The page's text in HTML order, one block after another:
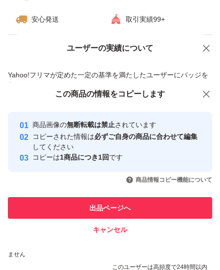
○個人宅保管品のため神経質な方はご遠慮ください。
安心発送 取引実績99+
ユーザーの実績について
Yahoo!フリマが定めた一定の基準を満たしたユーザーにバッジを
付与しています
安心取引出品者
心・安全なユーザーです
取引実績
引を完了させた実績があります
での取引実績があります
ません
このユーザーは高頻度で24時間以内
価格の相談 商品への質問
この商品の情報をコピーします
商品画像の無断転載は禁止されています
コピーされた情報は必ずご自身の商品に合わせて編集
してください
コピーは1商品につき1回です
商品情報コピー機能について
出品ページへ
キャンセル
この商品をみている人にオススメ